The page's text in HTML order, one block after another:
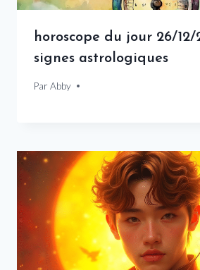
horoscope du jour 26/12/
signes astrologiques
Par Abby
26 décembre 2025